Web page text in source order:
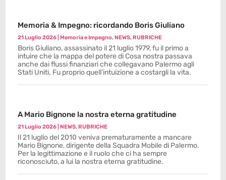
Memoria & Impegno: ricordando Boris Giuliano
21 Luglio 2026 |Memoria e Impegno,NEWS,RUBRICHE
Boris Giuliano, assassinato il 21 luglio 1979, fu il primo a
intuire che la mappa del potere di Cosa nostra passava
anche dai flussi finanziari che collegavano Palermo agli
Stati Uniti. Fu proprio quell’intuizione a costargli la vita.
A Mario Bignone la nostra eterna gratitudine
21 Luglio 2026 |NEWS,RUBRICHE
Il 21 luglio del 2010 veniva prematuramente a mancare
Mario Bignone, dirigente della Squadra Mobile di Palermo.
Per la legittimazione e il ruolo che ci ha sempre
riconosciuto, a lui la nostra eterna gratitudine.